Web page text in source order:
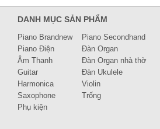
DANH MỤC SẢN PHẨM
Piano Brandnew
Piano Secondhand
Piano Điện
Đàn Organ
Âm Thanh
Đàn Organ nhà thờ
Guitar
Đàn Ukulele
Harmonica
Violin
Saxophone
Trống
Phụ kiện